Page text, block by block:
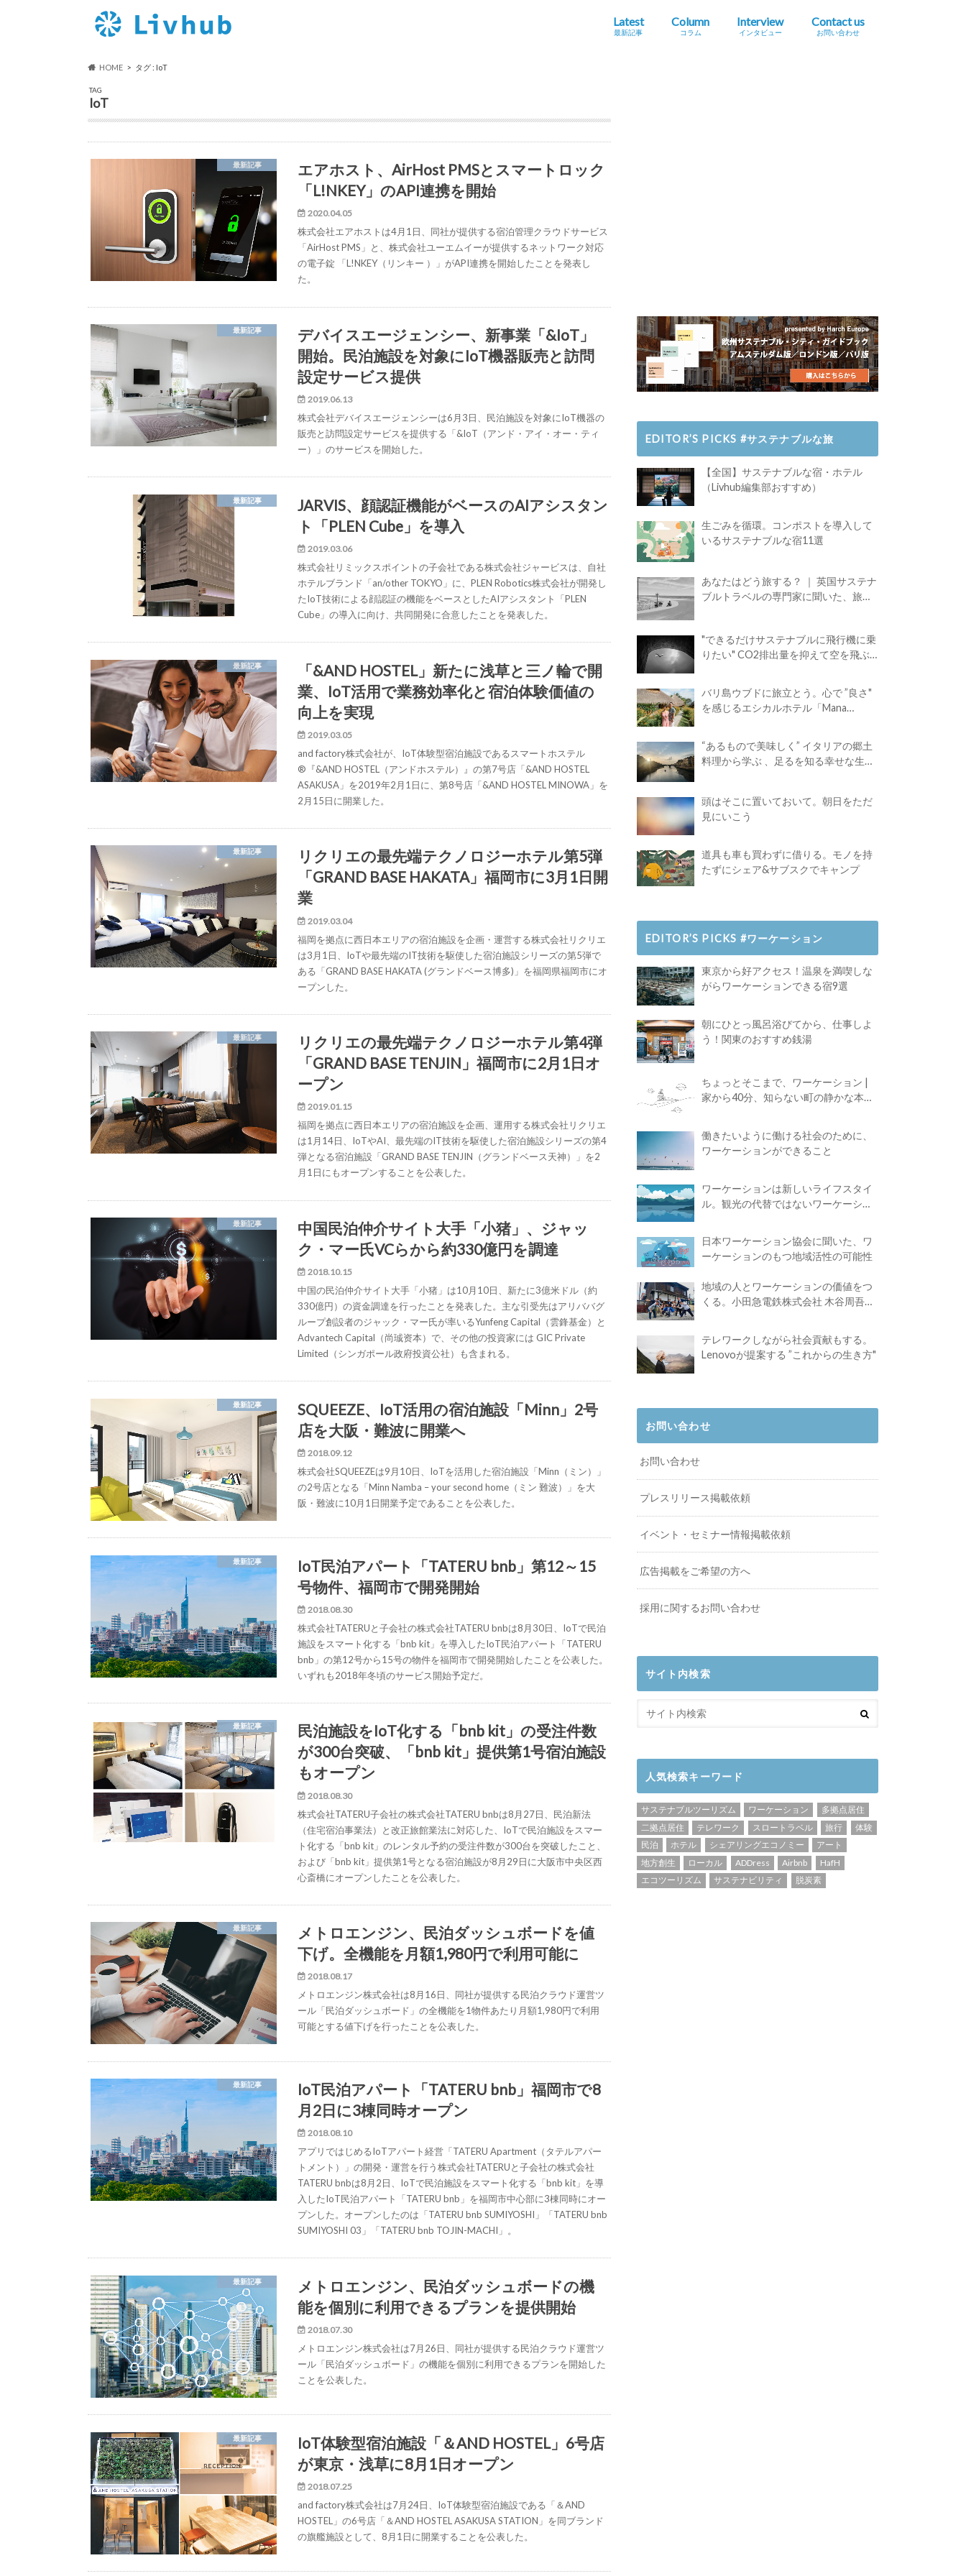
Latest
最新記事
Column
コラム
Interview
インタビュー
Contact us
お問い合わせ
HOME タグ : IoT
TAG
IoT
最新記事
エアホスト、AirHost PMSとスマートロック
「L!NKEY」のAPI連携を開始
2020.04.05
株式会社エアホストは4月1日、同社が提供する宿泊管理クラウドサービス
「AirHost PMS」と、株式会社ユーエムイーが提供するネットワーク対応
の電子錠 「L!NKEY（リンキー ）」がAPI連携を開始したことを発表し
た。
最新記事
デバイスエージェンシー、新事業「&IoT」
開始。民泊施設を対象にIoT機器販売と訪問
設定サービス提供
2019.06.13
株式会社デバイスエージェンシーは6月3日、民泊施設を対象にIoT機器の
販売と訪問設定サービスを提供する「&IoT（アンド・アイ・オー・ティ
ー）」のサービスを開始した。
最新記事
JARVIS、顔認証機能がベースのAIアシスタン
ト「PLEN Cube」を導入
2019.03.06
株式会社リミックスポイントの子会社である株式会社ジャービスは、自社
ホテルブランド「an/other TOKYO」に、PLEN Robotics株式会社が開発し
たIoT技術による顔認証の機能をベースとしたAIアシスタント「PLEN
Cube」の導入に向け、共同開発に合意したことを発表した。
最新記事
「&AND HOSTEL」新たに浅草と三ノ輪で開
業、IoT活用で業務効率化と宿泊体験価値の
向上を実現
2019.03.05
and factory株式会社が、IoT体験型宿泊施設であるスマートホステル
®『&AND HOSTEL（アンドホステル）』の第7号店「&AND HOSTEL
ASAKUSA」を2019年2月1日に、第8号店「&AND HOSTEL MINOWA」を
2月15日に開業した。
最新記事
リクリエの最先端テクノロジーホテル第5弾
「GRAND BASE HAKATA」福岡市に3月1日開
業
2019.03.04
福岡を拠点に西日本エリアの宿泊施設を企画・運営する株式会社リクリエ
は3月1日、IoTや最先端のIT技術を駆使した宿泊施設シリーズの第5弾で
ある「GRAND BASE HAKATA (グランドベース博多)」を福岡県福岡市にオ
ープンした。
最新記事
リクリエの最先端テクノロジーホテル第4弾
「GRAND BASE TENJIN」福岡市に2月1日オ
ープン
2019.01.15
福岡を拠点に西日本エリアの宿泊施設を企画、運用する株式会社リクリエ
は1月14日、IoTやAI、最先端のIT技術を駆使した宿泊施設シリーズの第4
弾となる宿泊施設「GRAND BASE TENJIN（グランドベース天神）」を2
月1日にもオープンすることを公表した。
最新記事
中国民泊仲介サイト大手「小猪」、ジャッ
ク・マー氏VCらから約330億円を調達
2018.10.15
中国の民泊仲介サイト大手「小猪」は10月10日、新たに3億米ドル（約
330億円）の資金調達を行ったことを発表した。主な引受先はアリババグ
ループ創設者のジャック・マー氏が率いるYunfeng Capital（雲鋒基金）と
Advantech Capital（尚珹资本）で、その他の投資家には GIC Private
Limited（シンガポール政府投資公社）も含まれる。
最新記事
SQUEEZE、IoT活用の宿泊施設「Minn」2号
店を大阪・難波に開業へ
2018.09.12
株式会社SQUEEZEは9月10日、IoTを活用した宿泊施設「Minn（ミン）」
の2号店となる「Minn Namba – your second home（ミン 難波）」を大
阪・難波に10月1日開業予定であることを公表した。
最新記事
IoT民泊アパート「TATERU bnb」第12～15
号物件、福岡市で開発開始
2018.08.30
株式会社TATERUと子会社の株式会社TATERU bnbは8月30日、IoTで民泊
施設をスマート化する「bnb kit」を導入したIoT民泊アパート「TATERU
bnb」の第12号から15号の物件を福岡市で開発開始したことを公表した。
いずれも2018年冬頃のサービス開始予定だ。
最新記事
民泊施設をIoT化する「bnb kit」の受注件数
が300台突破、「bnb kit」提供第1号宿泊施設
もオープン
2018.08.30
株式会社TATERU子会社の株式会社TATERU bnbは8月27日、⺠泊新法
（住宅宿泊事業法）と改正旅館業法に対応した、IoTで民泊施設をスマー
ト化する「bnb kit」のレンタル予約の受注件数が300台を突破したこと、
および「bnb kit」提供第1号となる宿泊施設が8月29日に大阪市中央区西
心斎橋にオープンしたことを公表した。
最新記事
メトロエンジン、民泊ダッシュボードを値
下げ。全機能を月額1,980円で利用可能に
2018.08.17
メトロエンジン株式会社は8月16日、同社が提供する民泊クラウド運営ツ
ール「民泊ダッシュボード」の全機能を1物件あたり月額1,980円で利用
可能とする値下げを行ったことを公表した。
最新記事
IoT民泊アパート「TATERU bnb」福岡市で8
月2日に3棟同時オープン
2018.08.10
アプリではじめるIoTアパート経営「TATERU Apartment（タテルアパー
トメント）」の開発・運営を行う株式会社TATERUと子会社の株式会社
TATERU bnbは8月2日、IoTで民泊施設をスマート化する「bnb kit」を導
入したIoT民泊アパート「TATERU bnb」を福岡市中心部に3棟同時にオー
プンした。オープンしたのは「TATERU bnb SUMIYOSHI」「TATERU bnb
SUMIYOSHI 03」「TATERU bnb TOJIN-MACHI」。
最新記事
メトロエンジン、民泊ダッシュボードの機
能を個別に利用できるプランを提供開始
2018.07.30
メトロエンジン株式会社は7月26日、同社が提供する民泊クラウド運営ツ
ール「民泊ダッシュボード」の機能を個別に利用できるプランを開始した
ことを公表した。
最新記事
IoT体験型宿泊施設「＆AND HOSTEL」6号店
が東京・浅草に8月1日オープン
2018.07.25
and factory株式会社は7月24日、IoT体験型宿泊施設である「＆AND
HOSTEL」の6号店「＆AND HOSTEL ASAKUSA STATION」を同ブランド
の旗艦施設として、8月1日に開業することを公表した。
EDITOR’S PICKS #サステナブルな旅
【全国】サステナブルな宿・ホテル
（Livhub編集部おすすめ）
生ごみを循環。コンポストを導入して
いるサステナブルな宿11選
あなたはどう旅する？ ｜ 英国サステナ
ブルトラベルの専門家に聞いた、旅の
"できるだけサステナブルに飛行機に乗
りたい" CO2排出量を抑えて空を飛ぶ
バリ島ウブドに旅立とう。心で ”良さ"
を感じるエシカルホテル「Mana
“あるもので美味しく” イタリアの郷土
料理から学ぶ 、足るを知る幸せな生き
頭はそこに置いておいて。朝日をただ
見にいこう
道具も車も買わずに借りる。モノを持
たずにシェア&サブスクでキャンプ
EDITOR’S PICKS #ワーケーション
東京から好アクセス！温泉を満喫しな
がらワーケーションできる宿9選
朝にひとっ風呂浴びてから、仕事しよ
う！関東のおすすめ銭湯
ちょっとそこまで、ワーケーション |
家から40分、知らない町の静かな本屋
働きたいように働ける社会のために、
ワーケーションができること
ワーケーションは新しいライフスタイ
ル。観光の代替ではないワーケーショ
日本ワーケーション協会に聞いた、ワ
ーケーションのもつ地域活性の可能性
地域の人とワーケーションの価値をつ
くる。小田急電鉄株式会社 木谷周吾さ
テレワークしながら社会貢献もする。
Lenovoが提案する ”これからの生き方"
お問い合わせ
お問い合わせ
プレスリリース掲載依頼
イベント・セミナー情報掲載依頼
広告掲載をご希望の方へ
採用に関するお問い合わせ
サイト内検索
人気検索キーワード
サステナブルツーリズム ワーケーション
多拠点居住
二拠点居住
テレワーク スロートラベル 旅行
体験
民泊
ホテル シェアリングエコノミー
アート
地方創生
ローカル ADDress Airbnb
HafH
エコツーリズム
サステナビリティ 脱炭素